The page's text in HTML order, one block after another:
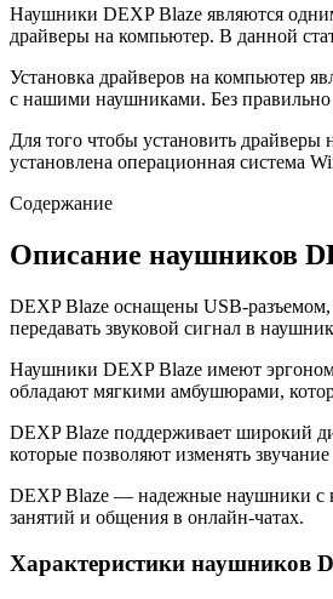
Наушники DEXP Blaze являются
драйверы на компьютер. В данной
Установка драйверов на компьютер
с нашими наушниками. Без правильно
Для того чтобы установить драйверы
установлена операционная система
Содержание
Описание наушников
DEXP Blaze оснащены USB-разъемом,
передавать звуковой сигнал в
Наушники DEXP Blaze имеют
обладают мягкими амбушюрами,
DEXP Blaze поддерживает широкий
которые позволяют изменять
DEXP Blaze — надежные наушники с
занятий и общения в онлайн-чатах.
Характеристики наушников